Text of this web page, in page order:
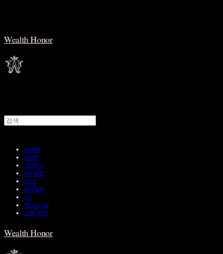
Wealth Honor
HOME
SHOP
ABOUT
NOTICE
Q&A
REVIEW
A/S
Wear & Pair
쇼룸 예약
Wealth Honor